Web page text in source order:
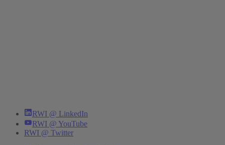
RWI @ LinkedIn
RWI @ YouTube
RWI @ Twitter